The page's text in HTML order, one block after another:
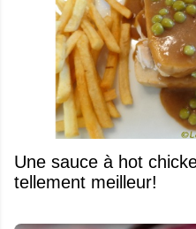
Une sauce à hot
tellement meilleur!